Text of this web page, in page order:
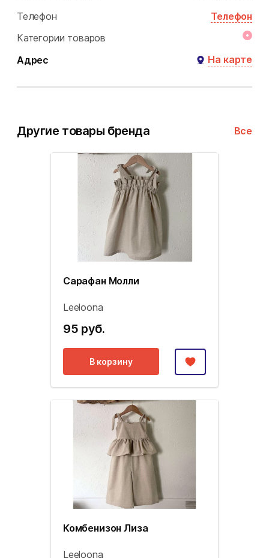
Телефон
Телефон
Категории товаров
Адрес
На карте
Другие товары бренда Все
Сарафан Молли
Leeloona
95 руб.
В корзину
Комбенизон Лиза
Leeloona